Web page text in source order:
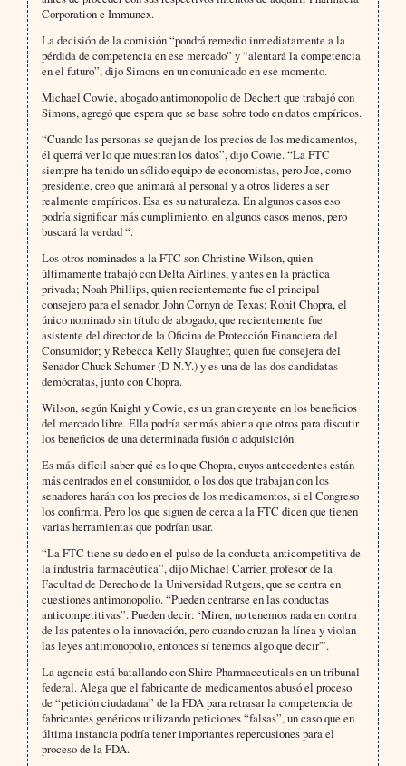
Corporation e Immunex.
La decisión de la comisión “pondrá remedio inmediatamente a la
pérdida de competencia en ese mercado” y “alentará la competencia
en el futuro”, dijo Simons en un comunicado en ese momento.
Michael Cowie, abogado antimonopolio de Dechert que trabajó con
Simons, agregó que espera que se base sobre todo en datos empíricos.
“Cuando las personas se quejan de los precios de los medicamentos,
él querrá ver lo que muestran los datos”, dijo Cowie. “La FTC
siempre ha tenido un sólido equipo de economistas, pero Joe, como
presidente, creo que animará al personal y a otros líderes a ser
realmente empíricos. Esa es su naturaleza. En algunos casos eso
podría significar más cumplimiento, en algunos casos menos, pero
buscará la verdad “.
Los otros nominados a la FTC son Christine Wilson, quien
últimamente trabajó con Delta Airlines, y antes en la práctica
privada; Noah Phillips, quien recientemente fue el principal
consejero para el senador, John Cornyn de Texas; Rohit Chopra, el
único nominado sin título de abogado, que recientemente fue
asistente del director de la Oficina de Protección Financiera del
Consumidor; y Rebecca Kelly Slaughter, quien fue consejera del
Senador Chuck Schumer (D-N.Y.) y es una de las dos candidatas
demócratas, junto con Chopra.
Wilson, según Knight y Cowie, es un gran creyente en los beneficios
del mercado libre. Ella podría ser más abierta que otros para discutir
los beneficios de una determinada fusión o adquisición.
Es más difícil saber qué es lo que Chopra, cuyos antecedentes están
más centrados en el consumidor, o los dos que trabajan con los
senadores harán con los precios de los medicamentos, si el Congreso
los confirma. Pero los que siguen de cerca a la FTC dicen que tienen
varias herramientas que podrían usar.
“La FTC tiene su dedo en el pulso de la conducta anticompetitiva de
la industria farmacéutica”, dijo Michael Carrier, profesor de la
Facultad de Derecho de la Universidad Rutgers, que se centra en
cuestiones antimonopolio. “Pueden centrarse en las conductas
anticompetitivas”. Pueden decir: ‘Miren, no tenemos nada en contra
de las patentes o la innovación, pero cuando cruzan la línea y violan
las leyes antimonopolio, entonces sí tenemos algo que decir'”.
La agencia está batallando con Shire Pharmaceuticals en un tribunal
federal. Alega que el fabricante de medicamentos abusó el proceso
de “petición ciudadana” de la FDA para retrasar la competencia de
fabricantes genéricos utilizando peticiones “falsas”, un caso que en
última instancia podría tener importantes repercusiones para el
proceso de la FDA.